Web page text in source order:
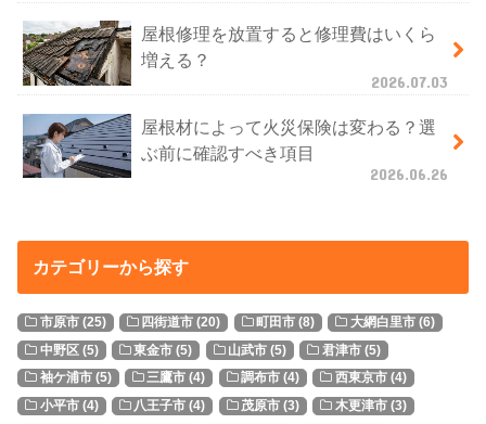
屋根修理を放置すると修理費はいくら
増える？
2026.07.03
屋根材によって火災保険は変わる？選
ぶ前に確認すべき項目
2026.06.26
カテゴリーから探す
市原市(25) 四街道市 (20) 町田市 (8) 大網白里市(6)
中野区(5) 東金市 (5) 山武市 (5) 君津市(5)
袖ケ浦市(5) 三鷹市 (4) 調布市 (4) 西東京市(4)
小平市(4) 八王子市 (4) 茂原市 (3) 木更津市(3)